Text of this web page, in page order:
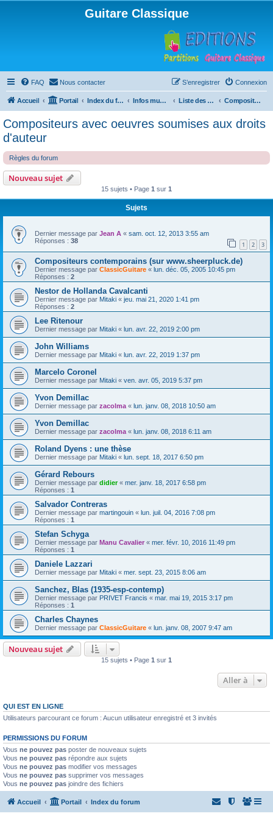
Guitare Classique
FAQ Nous contacter Connexion
S’enregistrer
Accueil Portail Index du forum Infos musicales Liste des compositeurs de musique pour guitare Compositeurs avec oeuvres soumises aux droits d'auteur
Compositeurs avec oeuvres soumises aux droits
d'auteur
Règles du forum
Nouveau sujet
15 sujets • Page 1 sur 1
Sujets
Dernier message par Jean A « sam. oct. 12, 2013 3:55 am
Réponses : 38 1 2 3
Compositeurs contemporains (sur www.sheerpluck.de)
Dernier message par ClassicGuitare « lun. déc. 05, 2005 10:45 pm
Réponses : 2
Nestor de Hollanda Cavalcanti
Dernier message par Mitaki « jeu. mai 21, 2020 1:41 pm
Réponses : 2
Lee Ritenour
Dernier message par Mitaki « lun. avr. 22, 2019 2:00 pm
John Williams
Dernier message par Mitaki « lun. avr. 22, 2019 1:37 pm
Marcelo Coronel
Dernier message par Mitaki « ven. avr. 05, 2019 5:37 pm
Yvon Demillac
Dernier message par zacolma « lun. janv. 08, 2018 10:50 am
Yvon Demillac
Dernier message par zacolma « lun. janv. 08, 2018 6:11 am
Roland Dyens : une thèse
Dernier message par Mitaki « lun. sept. 18, 2017 6:50 pm
Gérard Rebours
Dernier message par didier« mer. janv. 18, 2017 6:58 pm
Réponses : 1
Salvador Contreras
Dernier message par martingouin « lun. juil. 04, 2016 7:08 pm
Réponses : 1
Stefan Schyga
Dernier message par Manu Cavalier « mer. févr. 10, 2016 11:49 pm
Réponses : 1
Daniele Lazzari
Dernier message par Mitaki « mer. sept. 23, 2015 8:06 am
Sanchez, Blas (1935-esp-contemp)
Dernier message par PRIVET Francis « mar. mai 19, 2015 3:17 pm
Réponses : 1
Charles Chaynes
Dernier message par ClassicGuitare « lun. janv. 08, 2007 9:47 am
Nouveau sujet
15 sujets • Page 1 sur 1
Aller à
QUI EST EN LIGNE
Utilisateurs parcourant ce forum : Aucun utilisateur enregistré et 3 invités
PERMISSIONS DU FORUM
Vous ne pouvez pas poster de nouveaux sujets
Vous ne pouvez pas répondre aux sujets
Vous ne pouvez pas modifier vos messages
Vous ne pouvez pas supprimer vos messages
Vous ne pouvez pas joindre des fichiers
Accueil Portail Index du forum